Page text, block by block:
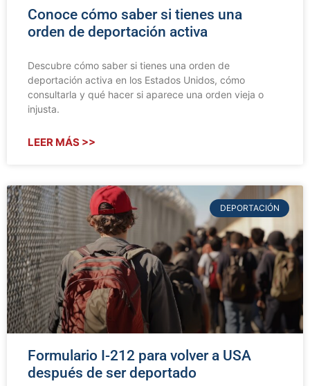
Conoce cómo saber si tienes una
orden de deportación activa
Descubre cómo saber si tienes una orden de
deportación activa en los Estados Unidos, cómo
consultarla y qué hacer si aparece una orden vieja o
injusta.
LEER MÁS >>
DEPORTACIÓN
Formulario I-212 para volver a USA
después de ser deportado